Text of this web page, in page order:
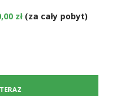
zł(za cały pobyt)